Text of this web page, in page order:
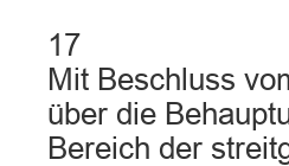
17
Mit Beschluss
über die
Bereich der